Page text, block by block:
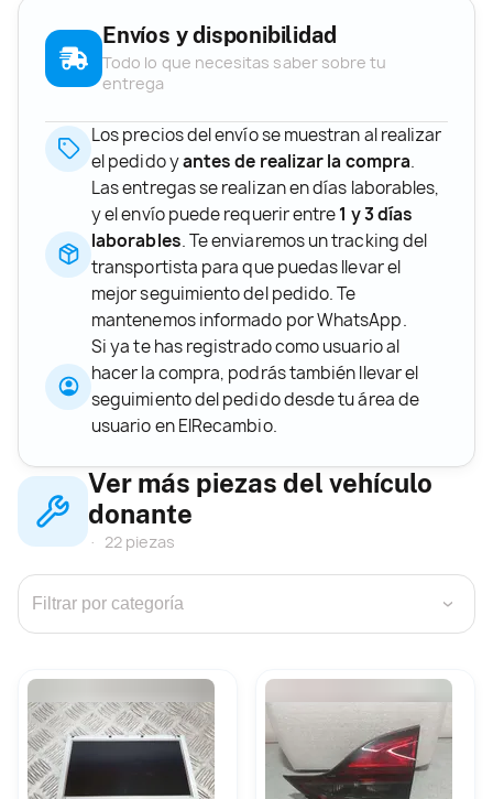
Envíos y disponibilidad
Todo lo que necesitas saber sobre tu
entrega
Los precios del envío se muestran al realizar
el pedido yantes de realizar la compra.
Las entregas se realizan en días laborables,
y el envío puede requerir entre1 y 3 días
laborables. Te enviaremos un tracking del
transportista para que puedas llevar el
mejor seguimiento del pedido. Te
mantenemos informado por WhatsApp.
Si ya te has registrado como usuario al
hacer la compra, podrás también llevar el
seguimiento del pedido desde tu área de
usuario en ElRecambio.
Ver más piezas del vehículo
donante
22 piezas
›